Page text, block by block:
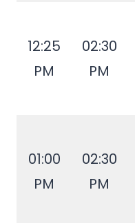
12:25
PM
02:30
PM
01:00
PM
02:30
PM